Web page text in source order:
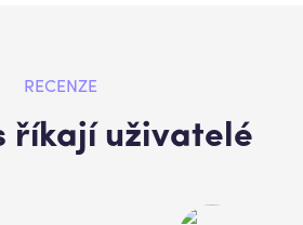
RECENZE
říkají uživatelé